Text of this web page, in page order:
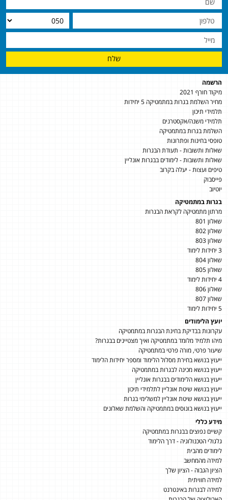
שלח
הרשמה
מיקוד חורף 2021
מחיר השלמת בגרות במתמטיקה 5 יחידות
תלמידי תיכון
תלמידי משנה/אקסטרנים
השלמת בגרות במתמטיקה
טופסי בחינות ופתרונות
שאלות ותשובות - תעודת הבגרות
שאלות ותשובות - לימודים בבגרות אונליין
טיפים ועצות - יעלה בקרוב
פייסבוק
יוטיוב
בגרות במתמטיקה
מרתון מתמטיקה לקראת הבגרות
שאלון 801
שאלון 802
שאלון 803
3 יחידות לימוד
שאלון 804
שאלון 805
4 יחידות לימוד
שאלון 806
שאלון 807
5 יחידות לימוד
יועץ הלימודים
עקרונות בבדיקת בחינת הבגרות במתמטיקה
מיהו תלמיד מלומד במתמטיקה ואיך מצטיינים בבגרות?
שיעור פרטי, מורה פרטי במתמטיקה
ייעוץ בנושא בחירת מסלול הלימוד ומספר יחידות הלימוד
ייעוץ בנושא מכינה לבגרות במתמטיקה
ייעוץ בנושא הלימודים בבגרות אונליין
ייעוץ בנושא שיטת אונליין לתלמידי תיכון
ייעוץ בנושא שיטת אונליין למשלימי בגרות
ייעוץ בנושא בונוסים במתמטיקה והשלמת שאלונים
מידע כללי
קשיים נפוצים בבגרות במתמטיקה
גלגולי הטכנולוגיה - דרך הלימוד
לימודים מהבית
למידה מהמחשב
הציון הגבוה - הציון שלך
למידה חוויתית
למידה לבגרות באינטרנט